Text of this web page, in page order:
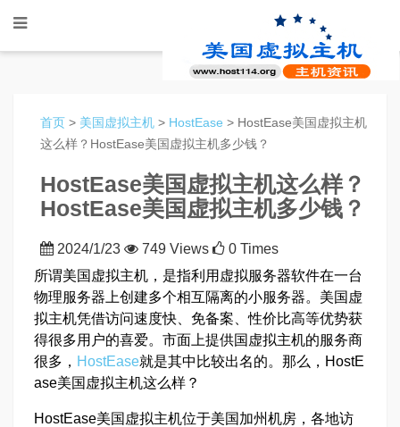
首页 > 美国虚拟主机 > HostEase > HostEase美国虚拟主机
这么样？HostEase美国虚拟主机多少钱？
HostEase美国虚拟主机这么样？
HostEase美国虚拟主机多少钱？
2024/1/23 749 Views
0 Times
所谓美国虚拟主机，是指利用虚拟服务器软件在一台
物理服务器上创建多个相互隔离的小服务器。美国虚
拟主机凭借访问速度快、免备案、性价比高等优势获
得很多用户的喜爱。市面上提供国虚拟主机的服务商
很多， HostEase就是其中比较出名的。那么，HostE
ase美国虚拟主机这么样？
HostEase美国虚拟主机位于美国加州机房，各地访